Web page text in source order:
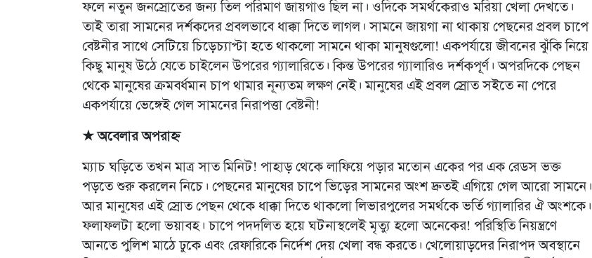
ফলে নতুন জনস্রোতের জন্য তিল পরিমাণ জায়গাও ছিল না। ওদিকে সমর্থকেরাও মরিয়া খেলা দেখতে।
তাই তারা সামনের দর্শকদের প্রবলভাবে ধাক্কা দিতে লাগল। সামনে জায়গা না থাকায় পেছনের প্রবল চাপে
বেষ্টনীর সাথে সেটিয়ে চিড়েচ্যাপ্টা হতে থাকলো সামনে থাকা মানুষগুলো! একপর্যায়ে জীবনের ঝুঁকি নিয়ে
কিছু মানুষ উঠে যেতে চাইলেন উপরের গ্যালারিতে। কিন্ত উপরের গ্যালারিও দর্শকপূর্ণ। অপরদিকে পেছন
থেকে মানুষের ক্রমবর্ধমান চাপ থামার নূন্যতম লক্ষণ নেই। মানুষের এই প্রবল স্রোত সইতে না পেরে
একপর্যায়ে ভেঙ্গেই গেল সামনের নিরাপত্তা বেষ্টনী!
★ অবেলার অপরাহ্ন
ম্যাচ ঘড়িতে তখন মাত্র সাত মিনিট! পাহাড় থেকে লাফিয়ে পড়ার মতোন একের পর এক রেডস ভক্ত
পড়তে শুরু করলেন নিচে। পেছনের মানুষের চাপে ভিড়ের সামনের অংশ দ্রুতই এগিয়ে গেল আরো সামনে।
আর মানুষের এই স্রোত পেছন থেকে ধাক্কা দিতে থাকলো লিভারপুলের সমর্থকে ভর্তি গ্যালারির ঐ অংশকে।
ফলাফলটা হলো ভয়াবহ। চাপে পদদলিত হয়ে ঘটনাস্থলেই মৃত্যু হলো অনেকের! পরিস্থিতি নিয়ন্ত্রণে
আনতে পুলিশ মাঠে ঢুকে এবং রেফারিকে নির্দেশ দেয় খেলা বন্ধ করতে। খেলোয়াড়দের নিরাপদ অবস্থানে